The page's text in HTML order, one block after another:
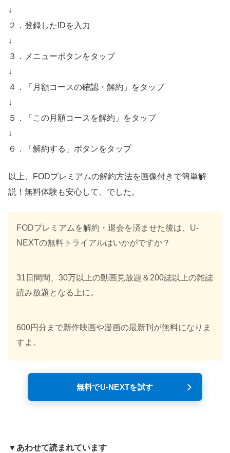
↓
２．登録したIDを入力
↓
３．メニューボタンをタップ
↓
４．「月額コースの確認・解約」をタップ
↓
５．「この月額コースを解約」をタップ
↓
６．「解約する」ボタンをタップ
以上、FODプレミアムの解約方法を画像付きで簡単解
説！無料体験も安心して、でした。
FODプレミアムを解約・退会を済ませた後は、U-
NEXTの無料トライアルはいかがですか？
31日間間、30万以上の動画見放題＆200誌以上の雑誌
読み放題となる上に。
600円分まで新作映画や漫画の最新刊が無料になりま
すよ。
無料でU-NEXTを試す
▼あわせて読まれています